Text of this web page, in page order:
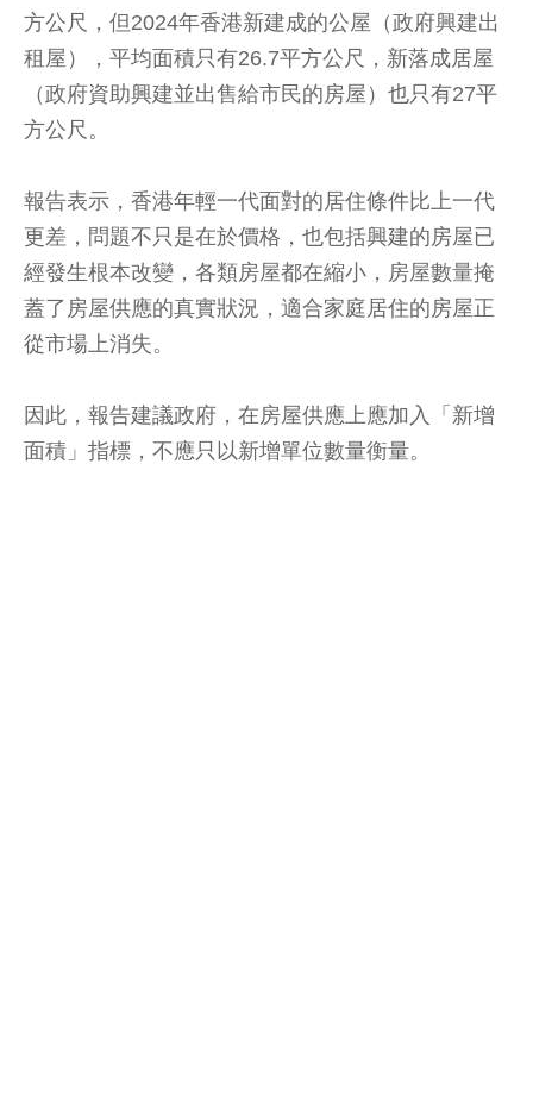
方公尺，但2024年香港新建成的公屋（政府興建出
租屋），平均面積只有26.7平方公尺，新落成居屋
（政府資助興建並出售給市民的房屋）也只有27平
方公尺。
報告表示，香港年輕一代面對的居住條件比上一代
更差，問題不只是在於價格，也包括興建的房屋已
經發生根本改變，各類房屋都在縮小，房屋數量掩
蓋了房屋供應的真實狀況，適合家庭居住的房屋正
從市場上消失。
因此，報告建議政府，在房屋供應上應加入「新增
面積」指標，不應只以新增單位數量衡量。